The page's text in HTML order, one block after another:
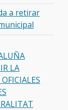
a retirar
LA